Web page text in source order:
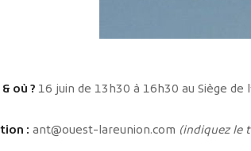
où ? 16 juin de 13h30 à 16h30 au Siège de
: ant@ouest-lareunion.com (indiquez le